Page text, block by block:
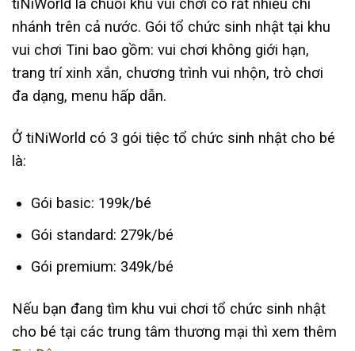
tiNiWorld là chuỗi khu vui chơi có rất nhiều chi
nhánh trên cả nước. Gói tổ chức sinh nhật tại khu
vui chơi Tini bao gồm: vui chơi không giới hạn,
trang trí xinh xắn, chương trình vui nhộn, trò chơi
đa dạng, menu hấp dẫn.
Ở tiNiWorld có 3 gói tiệc tổ chức sinh nhật cho bé
là:
Gói basic: 199k/bé
Gói standard: 279k/bé
Gói premium: 349k/bé
Nếu bạn đang tìm khu vui chơi tổ chức sinh nhật
cho bé tại các trung tâm thương mại thì xem thêm